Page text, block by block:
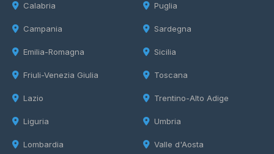
Calabria
Campania
Emilia-Romagna
Friuli-Venezia Giulia
Lazio
Liguria
Lombardia
Puglia
Sardegna
Sicilia
Toscana
Trentino-Alto Adige
Umbria
Valle d'Aosta